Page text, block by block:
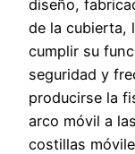
diseño,
de la cubierta,
cumplir su
seguridad y
producirse la
arco móvil a
costillas